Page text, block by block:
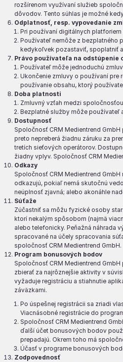
rozšírenom využívaní služieb
dôvodov. Tento súhlas je možné
Odplatnosť, resp. vypovedanie
Pri používaní digitálnych
Používateľ nemôže z bezplatného
kedykoľvek pozastaviť, spoplatniť
Právo používateľa na odstúpenie
Používateľ môže jednoduchú
Ukončenie zmluvy o používaní pre
používanie obsahu, ktorý
Doba platnosti
Zmluvný vzťah medzi
Bezplatné služby môže používateľ
Dostupnosť
Spoločnosť CRM Medientrend
preto nepreberá žiadnu záruku za
tretích sieťových operátorov.
žiadny vplyv. Spoločnosť CRM
Odkazy
Spoločnosť CRM Medientrend
odkazujú, pokiaľ nemá skutočnú
neúplnosť zjavná; alebo akonáhle
Súťaže
Zúčastniť sa môžu fyzické osoby
ktorí nekalým spôsobom (najmä
alebo telefonicky. Peňažná náhrada
spracované na účely spracovania
spoločnosť CRM Medientrend GmbH.
Program bonusových bodov
Spoločnosť CRM Medientrend
zbierať za najrôznejšie aktivity v
vyžaduje registráciu a stiahnutie
záväzkami.
Po úspešnej registrácii sa zriadi
Viacnásobné registrácie do
Spoločnosť CRM Medientrend
ďalší účet bonusových bodov
prepadajú. Okrem toho má
Účasť v programe bonusových
Zodpovednosť